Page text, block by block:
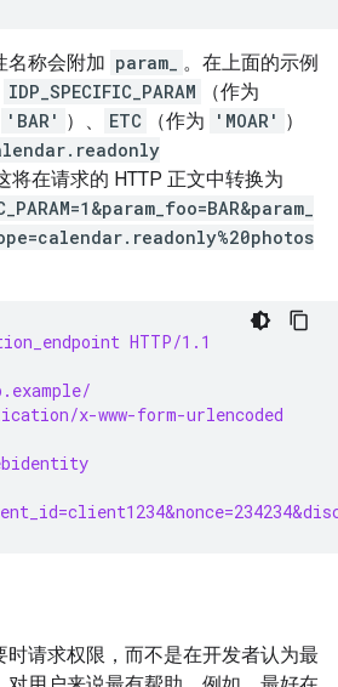
名称会附加 param_
。在上面的示例
IDP_SPECIFIC_PARAM
（作为
'BAR' ）、 ETC （作为 'MOAR' ）
将在请求的 HTTP 正文中转换为
HTTP/1.1
x-www-form-urlencoded
时请求权限，而不是在开发者认为最